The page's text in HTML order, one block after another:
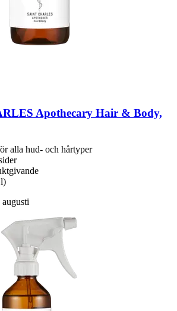
Apothecary Hair & Body,
alla hud- och hårtyper